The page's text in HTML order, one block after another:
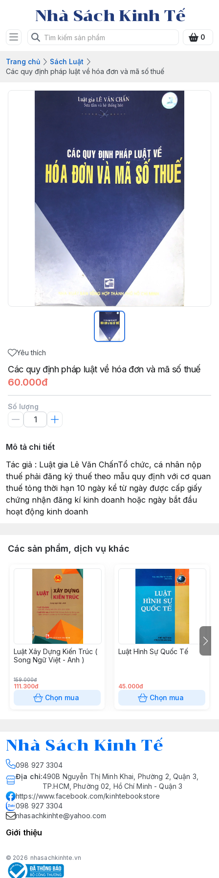
Nhà Sách Kinh Tế
0
Trang chủ
Sách Luật
Các quy định pháp luật về hóa đơn và mã số thuế
Yêu thích
Các quy định pháp luật về hóa đơn và mã số thuế
60.000đ
Số lượng
Mô tả chi tiết
Tác giả : Luật gia Lê Văn ChấnTổ chức, cá nhân nộp
thuế phải đăng ký thuế theo mẫu quy định với cơ quan
thuế tỏng thời hạn 10 ngày kể từ ngày được cấp giấy
chứng nhận đăng kí kinh doanh hoặc ngày bắt đầu
hoạt động kinh doanh
Các sản phẩm, dịch vụ khác
Luật Xây Dựng Kiến Trúc (
Song Ngữ Việt - Anh )
159.000đ
111.300đ
Chọn mua
Luật Hình Sự Quốc Tế
45.000đ
Chọn mua
Nhà Sách Kinh Tế
098 927 3304
Địa chỉ:490B Nguyễn Thị Minh Khai, Phường 2, Quận 3,
TP.HCM, Phường 02, Hồ Chí Minh - Quận 3
https://www.facebook.com/kinhtebookstore
098 927 3304
nhasachkinhte@yahoo.com
Giới thiệu
© 2026 nhasachkinhte.vn